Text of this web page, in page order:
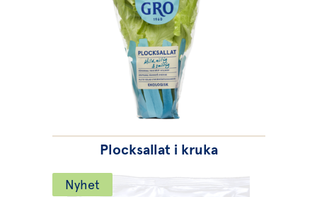
Plocksallat i kruka
Nyhet